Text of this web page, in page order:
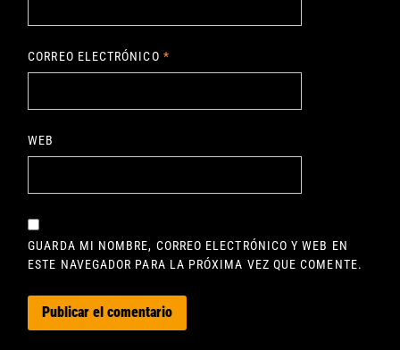
CORREO ELECTRÓNICO *
WEB
GUARDA MI NOMBRE, CORREO ELECTRÓNICO Y WEB EN
ESTE NAVEGADOR PARA LA PRÓXIMA VEZ QUE COMENTE.